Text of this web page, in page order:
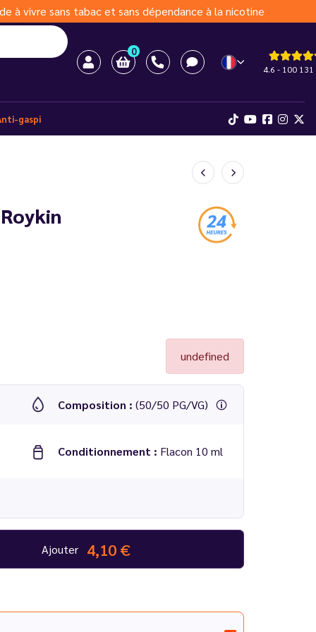
à vivre sans tabac et sans dépendance à la nicotine
0
4.6 - 100 131
gaspi
undefined
Composition : (50/50 PG/VG)
Conditionnement : Flacon 10 ml
Ajouter 4,10 €